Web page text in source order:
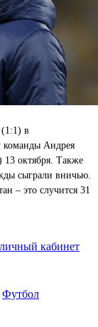
в
команды Андрея
октября. Также
сыграли вничью.
– это случится 31
кабинет
Футбол